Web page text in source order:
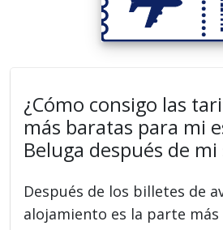
¿Cómo consigo las
más baratas para mi
Beluga después de mi
Después de los billetes de
alojamiento es la parte